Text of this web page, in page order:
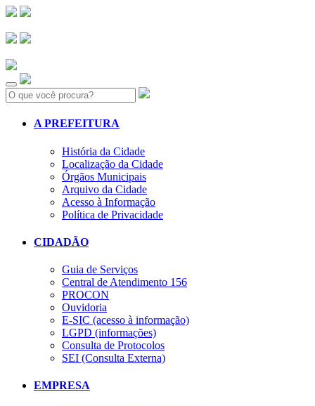
Search:
A PREFEITURA
História da Cidade
Localização da Cidade
Órgãos Municipais
Arquivo da Cidade
Acesso à Informação
Política de Privacidade
CIDADÃO
Guia de Serviços
Central de Atendimento 156
PROCON
Ouvidoria
E-SIC (acesso à informação)
LGPD (informações)
Consulta de Protocolos
SEI (Consulta Externa)
EMPRESA